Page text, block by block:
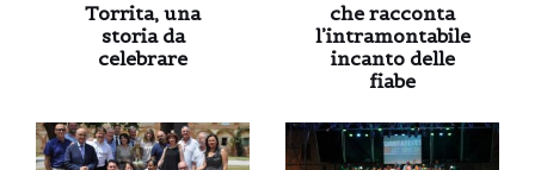
Torrita, una
storia da
celebrare
che racconta
l’intramontabile
incanto delle
fiabe